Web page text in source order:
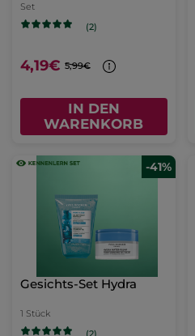
Set
(2)
4,19€ 5,99€
IN DEN
WARENKORB
-41%
Gesichts-Set Hydra
1 Stück